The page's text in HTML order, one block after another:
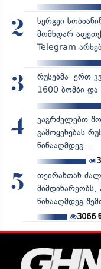
2
სერგეი
მომხდარ
Telegram-
3
რუსებმა ერთ
1600 ბომბი და
4
ვაგრძელებთ
გამოყენებას
წინააღმდეგ...
5
თეირანთან
მიმდინარეობს,
წინააღმდეგ
3066